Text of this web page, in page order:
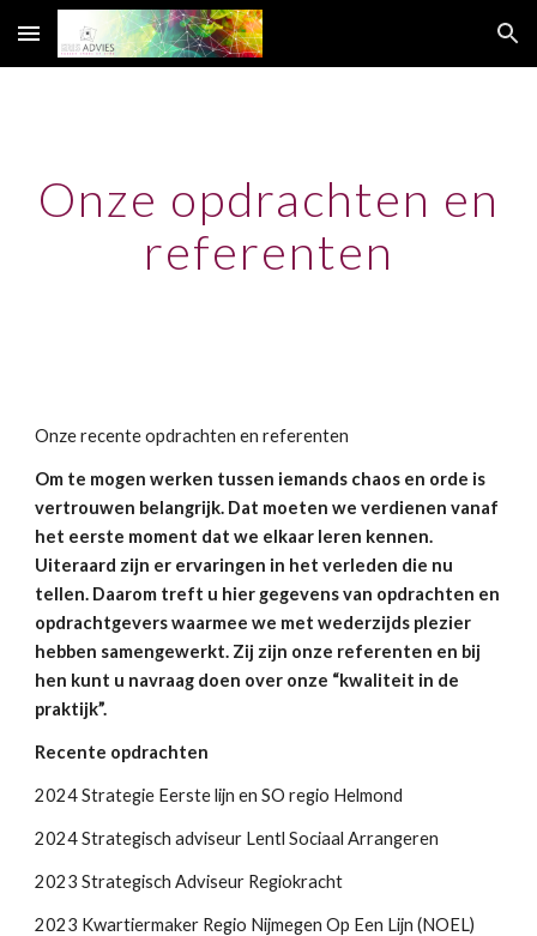
Skip to main content Skip to navigation
Onze opdrachten en
referenten
Onze recente opdrachten en referenten
Om te mogen werken tussen iemands chaos en orde is
vertrouwen belangrijk. Dat moeten we verdienen vanaf
het eerste moment dat we elkaar leren kennen.
Uiteraard zijn er ervaringen in het verleden die nu
tellen. Daarom treft u hier gegevens van opdrachten en
opdrachtgevers waarmee we met wederzijds plezier
hebben samengewerkt. Zij zijn onze referenten en bij
hen kunt u navraag doen over onze “kwaliteit in de
praktijk”.
Recente opdrachten
2024 Strategie Eerste lijn en SO regio Helmond
2024 Strategisch adviseur Lentl Sociaal Arrangeren
2023 Strategisch Adviseur Regiokracht
2023 Kwartiermaker Regio Nijmegen Op Een Lijn (NOEL)